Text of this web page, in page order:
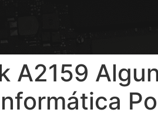
A2159